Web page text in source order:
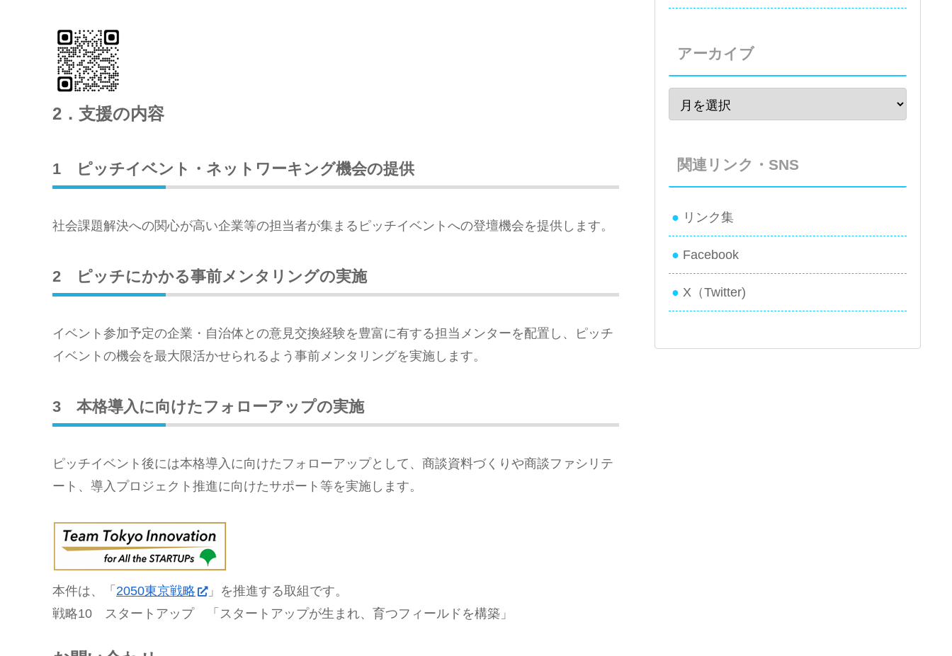
2．支援の内容
1 ピッチイベント・ネットワーキング機会の提供
社会課題解決への関心が高い企業等の担当者が集まるピッチイベントへの登壇機会を提供します。
2 ピッチにかかる事前メンタリングの実施
イベント参加予定の企業・自治体との意見交換経験を豊富に有する担当メンターを配置し、ピッチ
イベントの機会を最大限活かせられるよう事前メンタリングを実施します。
3 本格導入に向けたフォローアップの実施
ピッチイベント後には本格導入に向けたフォローアップとして、商談資料づくりや商談ファシリテ
ート、導入プロジェクト推進に向けたサポート等を実施します。
本件は、「 2050東京戦略
」を推進する取組です。
戦略10 スタートアップ 「スタートアップが生まれ、育つフィールドを構築」
アーカイブ
関連リンク・SNS
リンク集
Facebook
X（Twitter)